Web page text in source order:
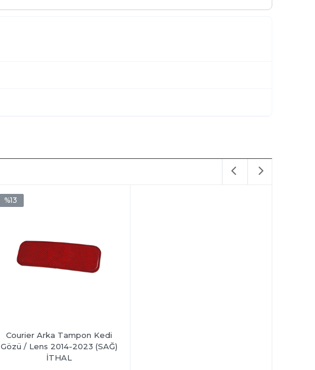
Courier Arka Tampon Kedi
Gözü / Lens 2014-2023 (SAĞ)
İTHAL
%13